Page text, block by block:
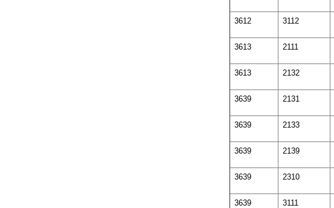
3612 3112
3613 2111
3613 2132
3639 2131
3639 2133
3639 2139
3639 2310
3639 3111